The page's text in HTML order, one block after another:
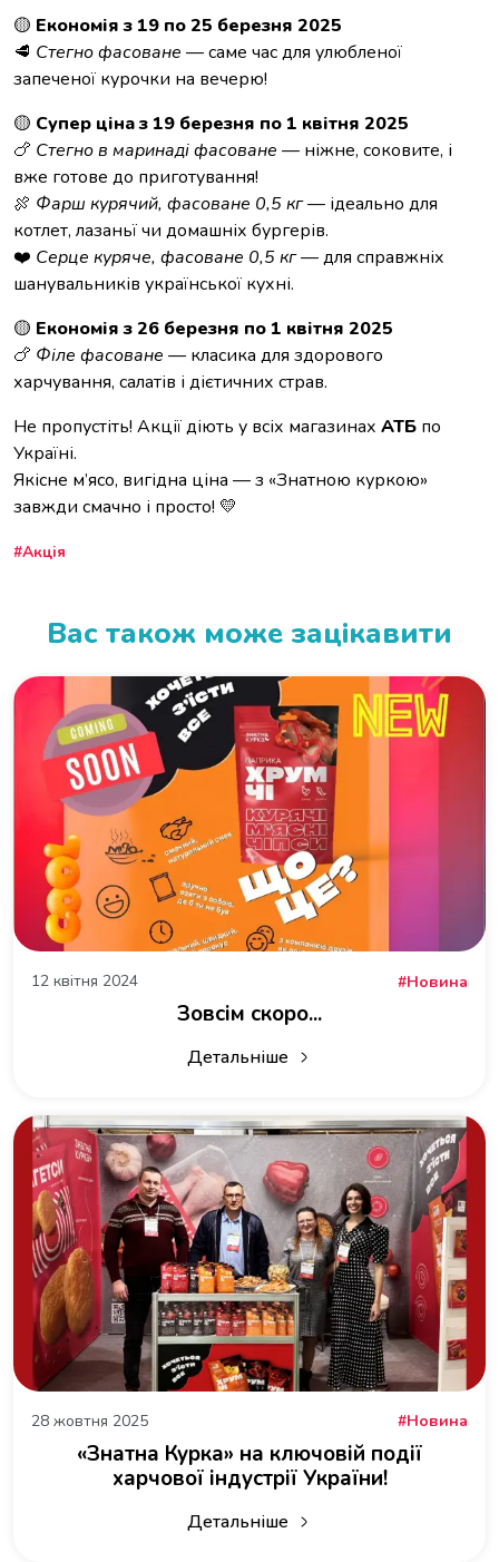
🟡 Економія з 19 по 25 березня 2025
🥩 Стегно фасоване — саме час для улюбленої
запеченої курочки на вечерю!
🟡 Супер ціна з 19 березня по 1 квітня 2025
🍗 Стегно в маринаді фасоване — ніжне, соковите, і
вже готове до приготування!
🍖 Фарш курячий, фасоване 0,5 кг— ідеально для
котлет, лазаньї чи домашніх бургерів.
❤️ Серце куряче, фасоване 0,5 кг— для справжніх
шанувальників української кухні.
🟡 Економія з 26 березня по 1 квітня 2025
🍗 Філе фасоване — класика для здорового
харчування, салатів і дієтичних страв.
Не пропустіть! Акції діють у всіх магазинах АТБ по
Україні.
Якісне м’ясо, вигідна ціна — з «Знатною куркою»
завжди смачно і просто! 💛
Акція
Вас також може зацікавити
12 квітня 2024 Новина
Зовсім скоро...
Детальніше
про Зовсім скоро...
28 жовтня 2025 Новина
«Знатна Курка» на ключовій події
харчової індустрії України!
Детальніше
про «Знатна Курка» на ключовій